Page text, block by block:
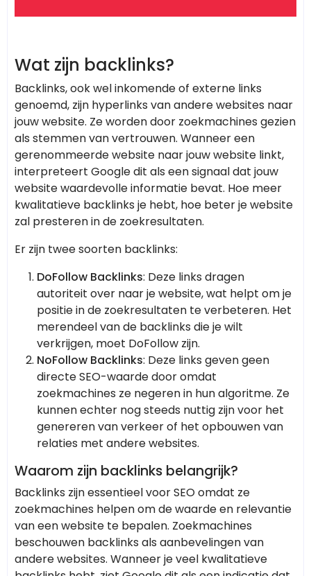
Wat zijn backlinks?
Backlinks, ook wel inkomende of externe links
genoemd, zijn hyperlinks van andere websites naar
jouw website. Ze worden door zoekmachines gezien
als stemmen van vertrouwen. Wanneer een
gerenommeerde website naar jouw website linkt,
interpreteert Google dit als een signaal dat jouw
website waardevolle informatie bevat. Hoe meer
kwalitatieve backlinks je hebt, hoe beter je website
zal presteren in de zoekresultaten.
Er zijn twee soorten backlinks:
DoFollow Backlinks: Deze links dragen
autoriteit over naar je website, wat helpt om je
positie in de zoekresultaten te verbeteren. Het
merendeel van de backlinks die je wilt
verkrijgen, moet DoFollow zijn.
NoFollow Backlinks: Deze links geven geen
directe SEO-waarde door omdat
zoekmachines ze negeren in hun algoritme. Ze
kunnen echter nog steeds nuttig zijn voor het
genereren van verkeer of het opbouwen van
relaties met andere websites.
Waarom zijn backlinks belangrijk?
Backlinks zijn essentieel voor SEO omdat ze
zoekmachines helpen om de waarde en relevantie
van een website te bepalen. Zoekmachines
beschouwen backlinks als aanbevelingen van
andere websites. Wanneer je veel kwalitatieve